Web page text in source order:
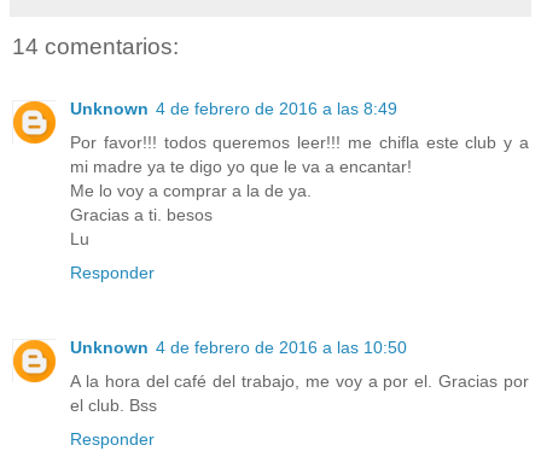
14 comentarios:
Unknown 4 de febrero de 2016 a las 8:49
Por favor!!! todos queremos leer!!! me chifla este club y a
mi madre ya te digo yo que le va a encantar!
Me lo voy a comprar a la de ya.
Gracias a ti. besos
Lu
Responder
Unknown 4 de febrero de 2016 a las 10:50
A la hora del café del trabajo, me voy a por el. Gracias por
el club. Bss
Responder